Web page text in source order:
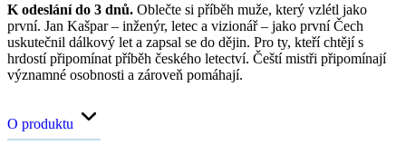
K odeslání do 3 dnů. Oblečte si příběh muže, který vzlétl jako
první. Jan Kašpar – inženýr, letec a vizionář – jako první Čech
uskutečnil dálkový let a zapsal se do dějin. Pro ty, kteří chtějí s
hrdostí připomínat příběh českého letectví. Čeští mistři připomínají
významné osobnosti a zároveň pomáhají.
O produktu